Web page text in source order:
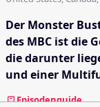
Der Monster
des MBC ist die
die darunter
und einer
Episodenguide